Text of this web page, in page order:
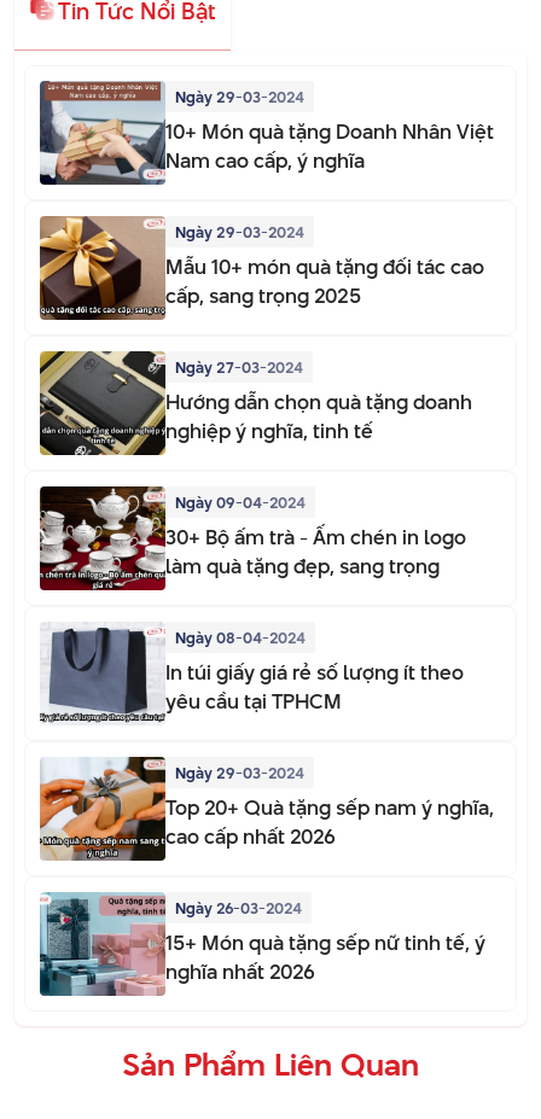
Tin Tức Nổi Bật
Ngày 29-03-2024
10+ Món quà tặng Doanh Nhân Việt
Nam cao cấp, ý nghĩa
Ngày 29-03-2024
Mẫu 10+ món quà tặng đối tác cao
cấp, sang trọng 2025
Ngày 27-03-2024
Hướng dẫn chọn quà tặng doanh
nghiệp ý nghĩa, tinh tế
Ngày 09-04-2024
30+ Bộ ấm trà - Ấm chén in logo
làm quà tặng đẹp, sang trọng
Ngày 08-04-2024
In túi giấy giá rẻ số lượng ít theo
yêu cầu tại TPHCM
Ngày 29-03-2024
Top 20+ Quà tặng sếp nam ý nghĩa,
cao cấp nhất 2026
Ngày 26-03-2024
15+ Món quà tặng sếp nữ tinh tế, ý
nghĩa nhất 2026
Sản Phẩm Liên Quan